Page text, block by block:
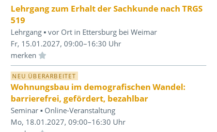
Lehrgang zum Erhalt der Sachkunde nach TRGS
519
Lehrgang ▪ vor Ort in Ettersburg bei Weimar
Fr, 15.01.2027, 09:00–16:30 Uhr
Einloggen und Merkliste benutzen
NEU ÜBERARBEITET
Wohnungsbau im demografischen Wandel:
barrierefrei, gefördert, bezahlbar
Seminar ▪ Online-Veranstaltung
Mo, 18.01.2027, 09:00–16:30 Uhr